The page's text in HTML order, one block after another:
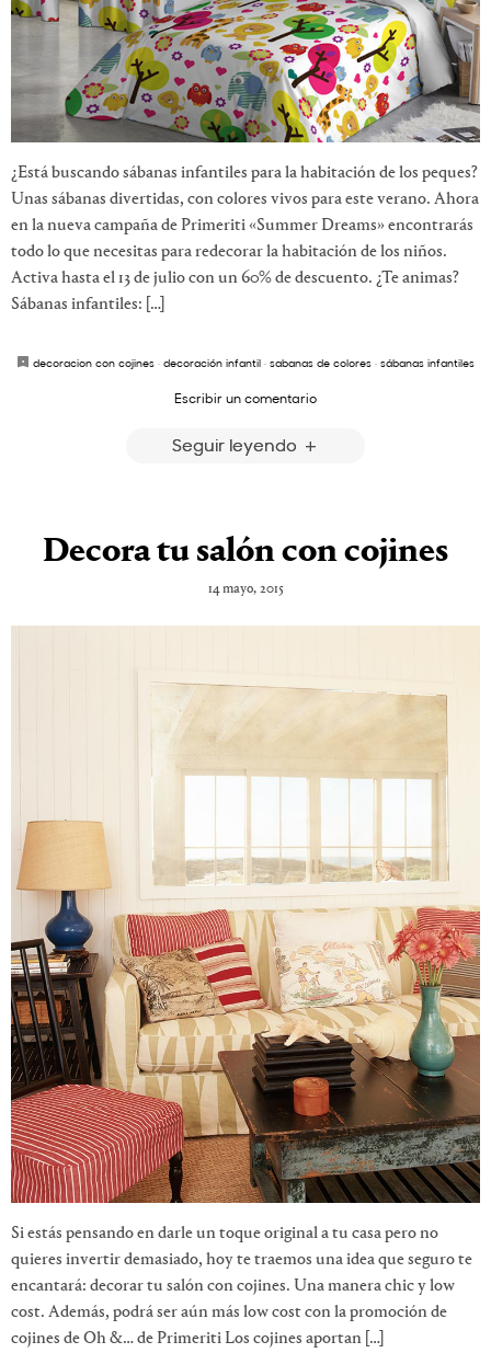
¿Está buscando sábanas infantiles para la habitación de los peques?
Unas sábanas divertidas, con colores vivos para este verano. Ahora
en la nueva campaña de Primeriti «Summer Dreams» encontrarás
todo lo que necesitas para redecorar la habitación de los niños.
Activa hasta el 13 de julio con un 60% de descuento. ¿Te animas?
Sábanas infantiles: […]
decoracion con cojines · decoración infantil · sabanas de colores · sábanas infantiles
Escribir un comentario
Seguir leyendo
Decora tu salón con cojines
14 mayo, 2015
Si estás pensando en darle un toque original a tu casa pero no
quieres invertir demasiado, hoy te traemos una idea que seguro te
encantará: decorar tu salón con cojines. Una manera chic y low
cost. Además, podrá ser aún más low cost con la promoción de
cojines de Oh &… de Primeriti Los cojines aportan […]